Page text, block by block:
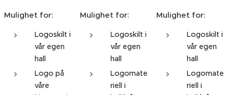
Mulighet for:
Logoskilt i
vår egen
hall
Logo på
våre
Mulighet for:
Logoskilt i
vår egen
hall
Logomate
riell i
Mulighet for:
Logoskilt i
vår egen
hall
Logomate
riell i